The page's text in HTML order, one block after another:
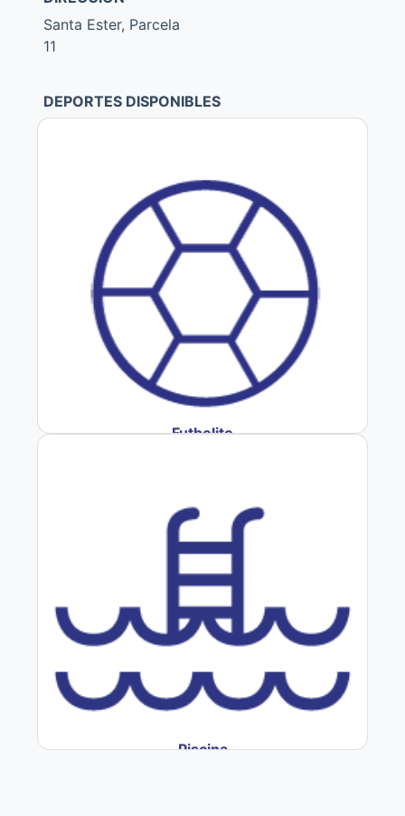
Santa Ester, Parcela
11
DEPORTES DISPONIBLES
Futbolito
Piscina